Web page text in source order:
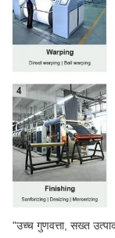
"उच्च गुणवत्ता, सख्त